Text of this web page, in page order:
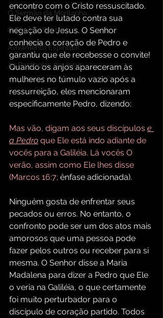
O Sermão da Montanha
O Espírito Santo
Avivamento Espiritual
As Parábolas de Jesus
encontro com o Cristo ressuscitado.
Ele deve ter lutado contra sua
negação de Jesus. O Senhor
conhecia o coração de Pedro e
garantiu que ele recebesse o convite!
Quando os anjos apareceram às
mulheres no túmulo vazio após a
ressurreição, eles mencionaram
especificamente Pedro, dizendo:
Mas vão, digam aos seus discípulos e
a Pedro que Ele está indo adiante de
vocês para a Galiléia. Lá vocês O
verão, assim como Ele lhes disse
(Marcos 16:7; ênfase adicionada).
Ninguém gosta de enfrentar seus
pecados ou erros. No entanto, o
confronto pode ser um dos atos mais
amorosos que uma pessoa pode
fazer pelos outros ou receber para si
mesma. O Senhor disse a Maria
Madalena para dizer a Pedro que Ele
o veria na Galiléia, o que certamente
foi muito perturbador para o
discípulo de coração partido. Todos